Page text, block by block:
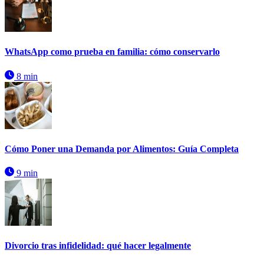
WhatsApp como prueba en familia: cómo conservarlo
8 min
Cómo Poner una Demanda por Alimentos: Guía Completa
9 min
Divorcio tras infidelidad: qué hacer legalmente